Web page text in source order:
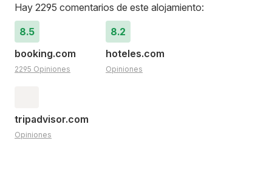
Hay 2295 comentarios de este alojamiento:
8.5
booking.com
2295 Opiniones
8.2
hoteles.com
Opiniones
tripadvisor.com
Opiniones